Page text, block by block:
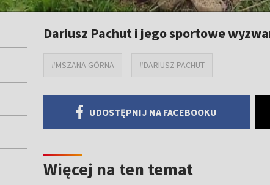
Dariusz Pachut i jego sportowe
#MSZANA GÓRNA #DARIUSZ PACHUT
UDOSTĘPNIJ NA FACEBOOKU
Więcej na ten temat